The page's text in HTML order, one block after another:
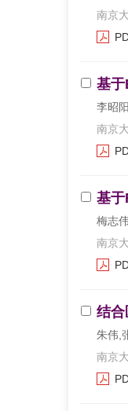
南京
基于
李昭
南京
基
梅志
南京
结合
朱伟,
南京